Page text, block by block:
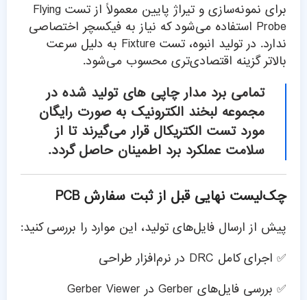
برای نمونه‌سازی و تیراژ پایین معمولاً از تست Flying
Probe استفاده می‌شود که نیاز به فیکسچر اختصاصی
ندارد. در تولید انبوه، تست Fixture به دلیل سرعت
بالاتر گزینه اقتصادی‌تری محسوب می‌شود.
تمامی برد مدار چاپی های تولید شده در
مجموعه لبخند الکترونیک به صورت رایگان
مورد تست الکتریکال قرار می‌گیرند تا از
سلامت عملکرد برد اطمینان حاصل گردد.
چک‌لیست نهایی قبل از ثبت سفارش PCB
پیش از ارسال فایل‌های تولید، این موارد را بررسی کنید:
✅ اجرای کامل DRC در نرم‌افزار طراحی
✅ بررسی فایل‌های Gerber در Gerber Viewer